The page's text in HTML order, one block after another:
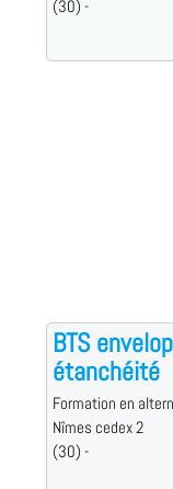
(30) -
BTS
étanchéité
Formation en
Nîmes cedex 2
(30) -